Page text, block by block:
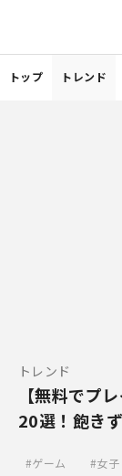
トップ トレンド
トレンド
【無料でプ
20選！飽き
ゲーム 女子